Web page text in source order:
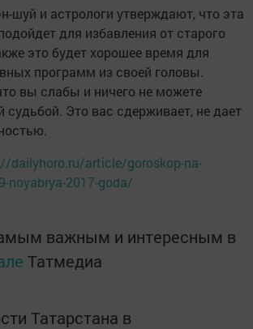
шуй и астрологи утверждают, что эта
для избавления от старого
это будет хорошее время для
программ из своей головы.
вы слабы и ничего не можете
судьбой. Это вас сдерживает, не дает
dailyhoro.ru/article/goroskop-na-
noyabrya-2017-goda/
важным и интересным в
Татмедиа
Татарстана в